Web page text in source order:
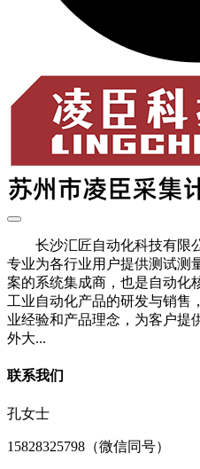
长沙汇匠自动化科技有限公
专业为各行业用户提供测试测
案的系统集成商，也是自动化
工业自动化产品的研发与销售
业经验和产品理念，为客户提
外大...
联系我们
孔女士
15828325798（微信同号）